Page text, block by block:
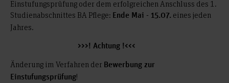
Einstufungsprüfung oder dem erfolgreichen Anschluss des 1.
Studienabschnittes BA Pflege: Ende Mai - 15.07. eines jeden
Jahres.
>>>! Achtung !<<<
Änderung im Verfahren der Bewerbung zur
Einstufungsprüfung!